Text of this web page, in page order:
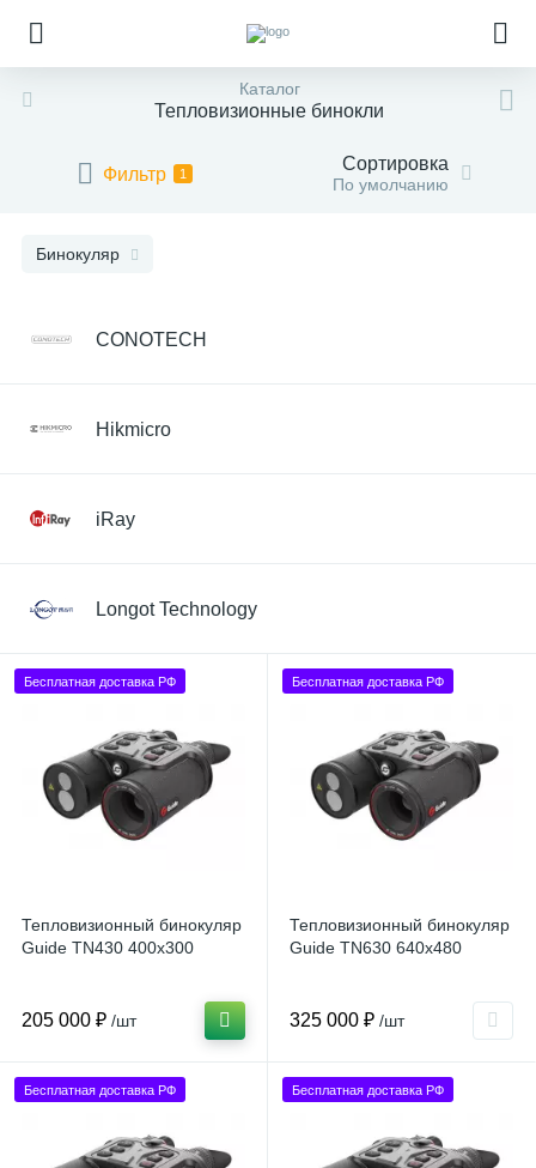
Каталог
Тепловизионные бинокли
Фильтр 1 Сортировка
По умолчанию
Бинокуляр
CONOTECH
Hikmicro
iRay
Longot Technology
Бесплатная доставка РФ
Тепловизионный бинокуляр
Guide TN430 400x300
205 000 ₽ /шт
Бесплатная доставка РФ
Тепловизионный бинокуляр
Guide TN630 640x480
325 000 ₽ /шт
Бесплатная доставка РФ Бесплатная доставка РФ